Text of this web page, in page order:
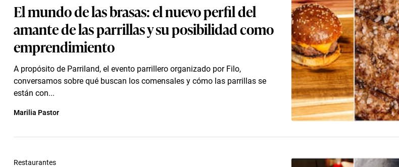
El mundo de las brasas: el nuevo perfil del
amante de las parrillas y su posibilidad como
emprendimiento
A propósito de Parriland, el evento parrillero organizado por Filo,
conversamos sobre qué buscan los comensales y cómo las parrillas se
están con...
Marilia Pastor
Restaurantes